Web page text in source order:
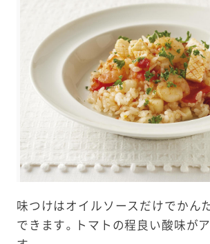
味つけはオイルソースだけでかん
できます。トマトの程良い酸味が